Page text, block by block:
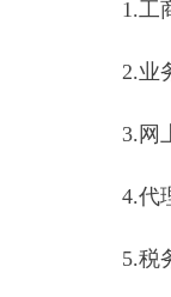
1.工
2.业
3.网
4.代
5.税